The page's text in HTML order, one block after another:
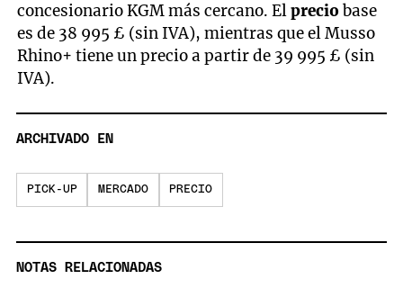
concesionario KGM más cercano. Elpreciobase
es de 38 995 £ (sin IVA), mientras que el Musso
Rhino+ tiene un precio a partir de 39 995 £ (sin
IVA).
ARCHIVADO EN
PICK-UP MERCADO PRECIO
NOTAS RELACIONADAS